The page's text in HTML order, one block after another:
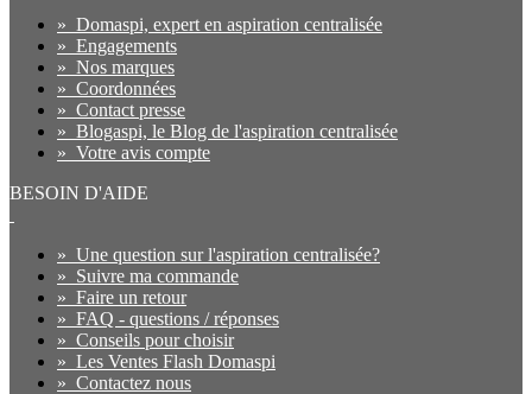
» Domaspi, expert en aspiration centralisée
» Engagements
» Nos marques
» Coordonnées
» Contact presse
» Blogaspi, le Blog de l'aspiration centralisée
» Votre avis compte
BESOIN D'AIDE
» Une question sur l'aspiration centralisée?
» Suivre ma commande
» Faire un retour
» FAQ - questions / réponses
» Conseils pour choisir
» Les Ventes Flash Domaspi
» Contactez nous